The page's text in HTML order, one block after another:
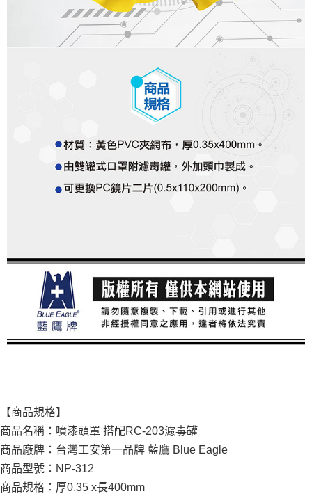
每筆NT$250
【商品規格】
商品名稱：噴漆頭罩 搭配RC-203濾毒罐
商品廠牌：台灣工安第一品牌 藍鷹 Blue Eagle
商品型號：NP-312
商品規格：厚0.35 x長400mm